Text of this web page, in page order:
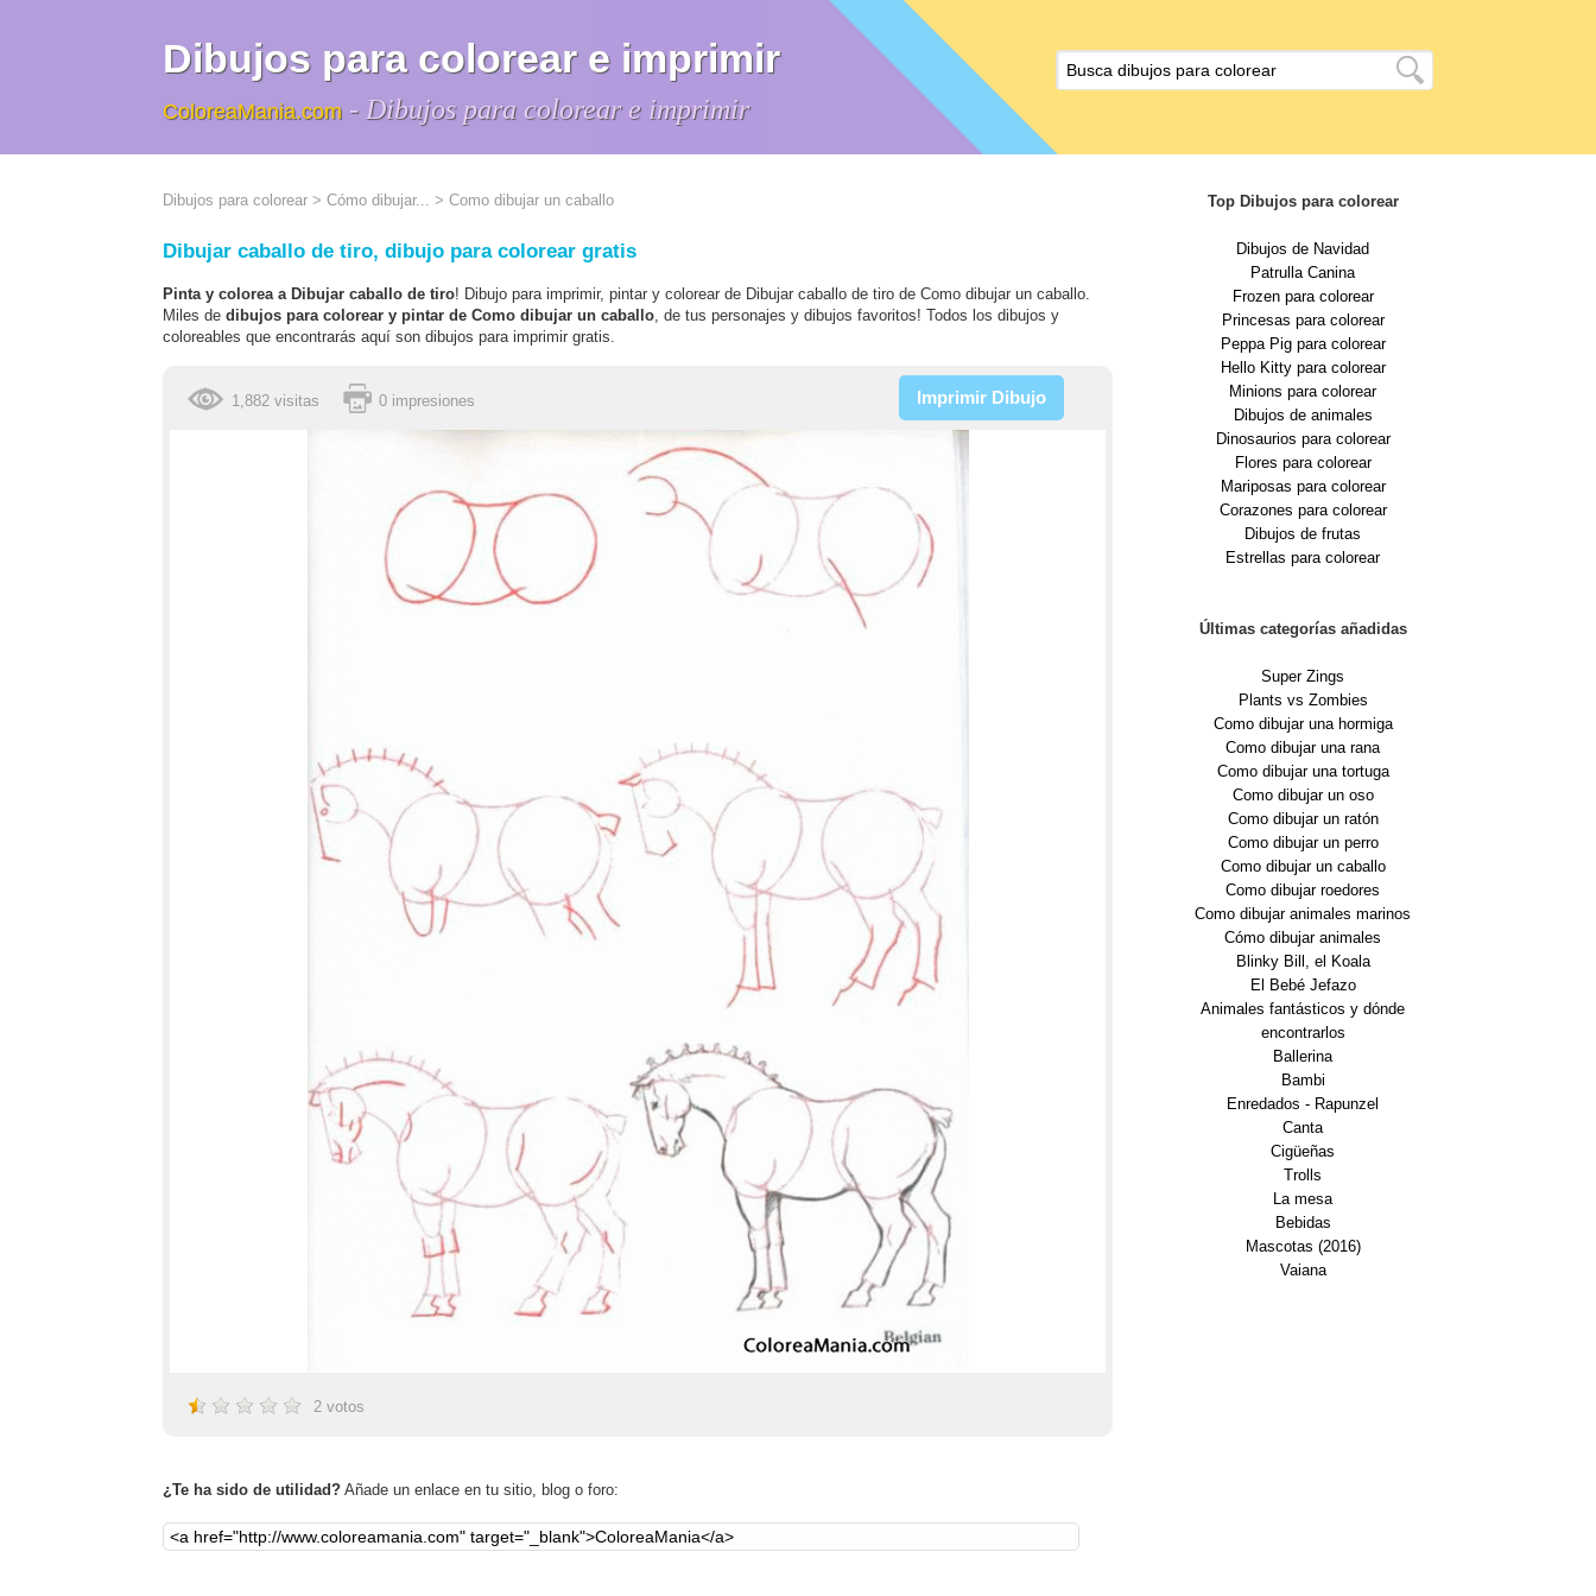
Dibujos para colorear e imprimir
ColoreaMania.com - Dibujos para colorear e imprimir
Dibujos para colorear > Cómo dibujar... > Como dibujar un caballo
Dibujar caballo de tiro, dibujo para colorear gratis
Pinta y colorea a Dibujar caballo de tiro! Dibujo para imprimir, pintar y colorear de Dibujar caballo de tiro de Como dibujar un caballo.
Miles de dibujos para colorear y pintar de Como dibujar un caballo, de tus personajes y dibujos favoritos! Todos los dibujos y
coloreables que encontrarás aquí son dibujos para imprimir gratis.
1,882 visitas 0 impresiones Imprimir Dibujo
2 votos
¿Te ha sido de utilidad? Añade un enlace en tu sitio, blog o foro:
Top Dibujos para colorear
Dibujos de Navidad
Patrulla Canina
Frozen para colorear
Princesas para colorear
Peppa Pig para colorear
Hello Kitty para colorear
Minions para colorear
Dibujos de animales
Dinosaurios para colorear
Flores para colorear
Mariposas para colorear
Corazones para colorear
Dibujos de frutas
Estrellas para colorear
Últimas categorías añadidas
Super Zings
Plants vs Zombies
Como dibujar una hormiga
Como dibujar una rana
Como dibujar una tortuga
Como dibujar un oso
Como dibujar un ratón
Como dibujar un perro
Como dibujar un caballo
Como dibujar roedores
Como dibujar animales marinos
Cómo dibujar animales
Blinky Bill, el Koala
El Bebé Jefazo
Animales fantásticos y dónde
encontrarlos
Ballerina
Bambi
Enredados - Rapunzel
Canta
Cigüeñas
Trolls
La mesa
Bebidas
Mascotas (2016)
Vaiana